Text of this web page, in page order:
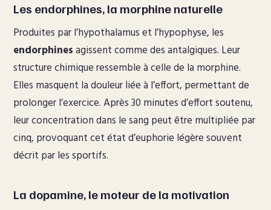
Les endorphines, la morphine naturelle
Produites par l’hypothalamus et l’hypophyse, les
endorphinesagissent comme des antalgiques. Leur
structure chimique ressemble à celle de la morphine.
Elles masquent la douleur liée à l’effort, permettant de
prolonger l’exercice. Après 30 minutes d’effort soutenu,
leur concentration dans le sang peut être multipliée par
cinq, provoquant cet état d’euphorie légère souvent
décrit par les sportifs.
La dopamine, le moteur de la motivation